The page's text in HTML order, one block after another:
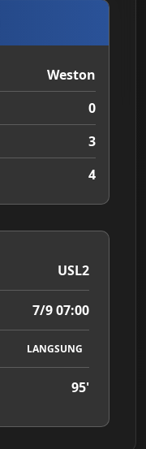
Weston
0
3
4
USL2
7/9 07:00
LANGSUNG
95'